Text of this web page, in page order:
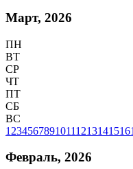
Март, 2026
ПН
ВТ
СР
ЧТ
ПТ
СБ
ВС
1 2345678910111213141516
Февраль, 2026